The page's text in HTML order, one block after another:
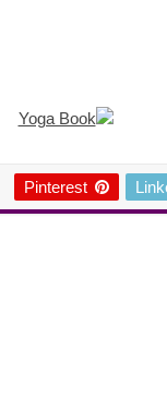
Pinterest